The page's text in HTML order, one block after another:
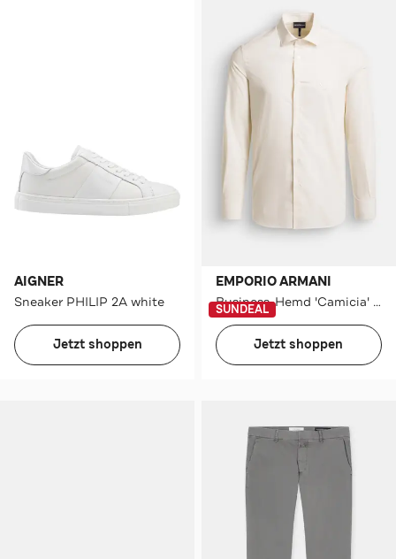
AIGNER
Sneaker PHILIP 2A white
Jetzt shoppen
EMPORIO ARMANI
Business-Hemd 'Camicia' Regular Fit
SUNDEAL
Jetzt shoppen